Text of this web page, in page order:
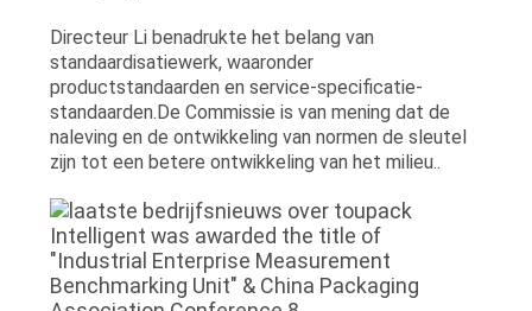
Directeur Li benadrukte het belang van
standaardisatiewerk, waaronder
productstandaarden en service-specificatie-
standaarden.De Commissie is van mening dat de
naleving en de ontwikkeling van normen de sleutel
zijn tot een betere ontwikkeling van het milieu..